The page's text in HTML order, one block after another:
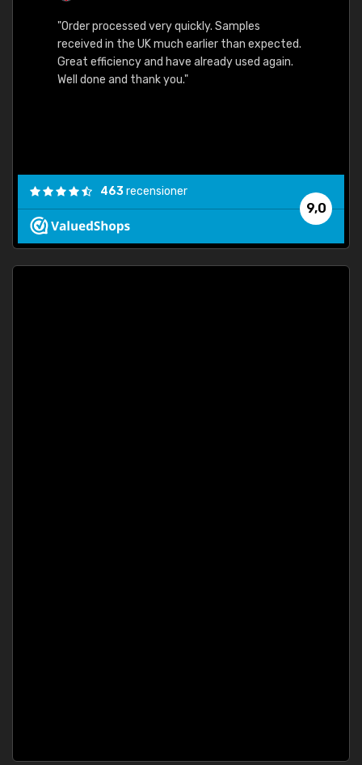
"Order processed very quickly. Samples
received in the UK much earlier than expected.
Great efficiency and have already used again.
Well done and thank you."
9,0
463recensioner